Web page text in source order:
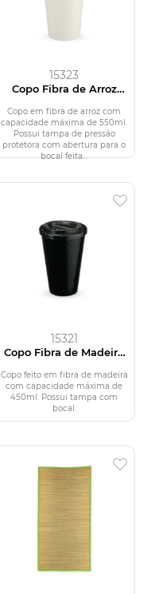
15323
Copo Fibra de Arroz
Copo em fibra de arroz com
capacidade máxima de 550ml.
Possui tampa de pressão
protetora com abertura para o
bocal feita...
15321
Copo Fibra de Madeira
Copo feito em fibra de madeira
com capacidade máxima de
450ml. Possui tampa com
bocal.